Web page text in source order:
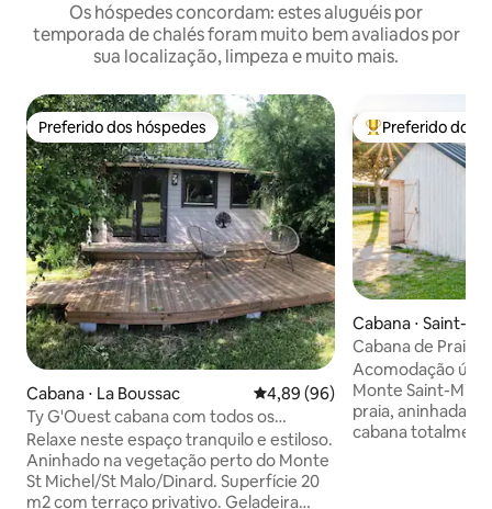
Os hóspedes concordam: estes aluguéis por
temporada de chalés foram muito bem avaliados por
sua localização, limpeza e muito mais.
Preferido dos hóspedes
Preferido dos hóspedes
Cabana ⋅ La Boussac 4,89 de uma avaliação média
4,89 (96)
Ty G'Ouest cabana com todos os
confortos
Relaxe neste espaço tranquilo e estiloso.
Aninhado na vegetação perto do Monte
St Michel/St Malo/Dinard. Superfície 20
m2 com terraço privativo. Geladeira
Entre os
Preferido dos
Cabana ⋅ Saint-
mas
Cabana de Praia
fraîche”
Acomodação
Monte Saint-
praia, aninhada
cabana